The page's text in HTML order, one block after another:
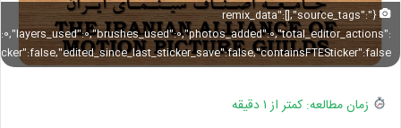
{"remix_data":[],"source_tags":
زمان مطالعه: کمتر از ۱ دقیقه